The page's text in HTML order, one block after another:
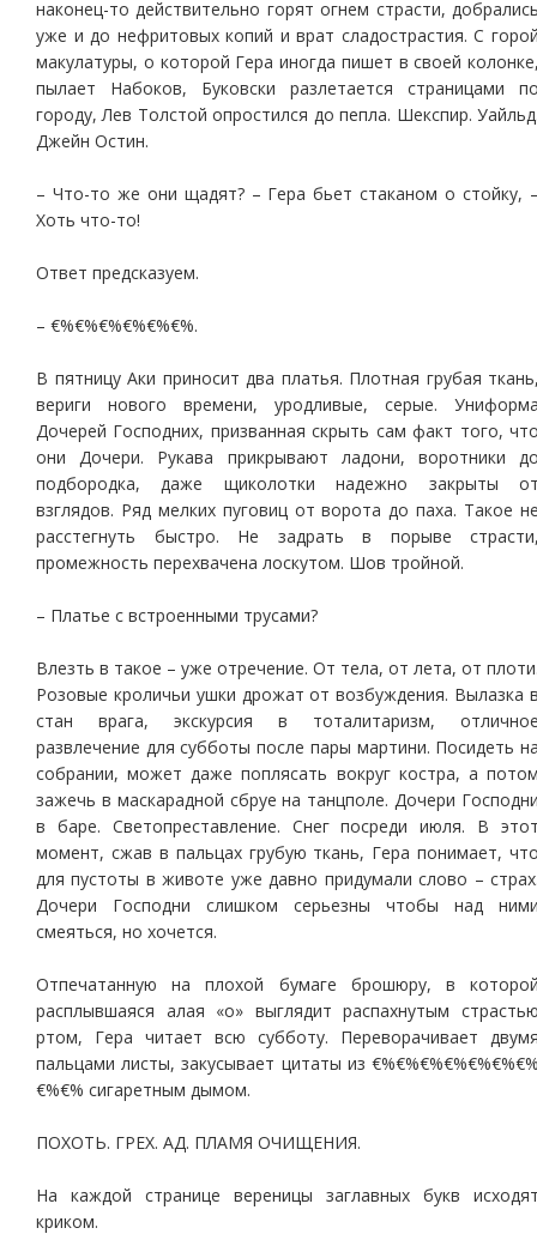
наконец-то действительно горят огнем страсти,
уже и до нефритовых копий и врат сладострастия. С
макулатуры, о которой Гера иногда пишет в своей
пылает Набоков, Буковски разлетается страницами
городу, Лев Толстой опростился до пепла. Шекспир.
Джейн Остин.
– Что-то же они щадят? – Гера бьет стаканом о стойку,
Хоть что-то!
Ответ предсказуем.
– €%€%€%€%€%€%.
В пятницу Аки приносит два платья. Плотная грубая
вериги нового времени, уродливые, серые.
Дочерей Господних, призванная скрыть сам факт того,
они Дочери. Рукава прикрывают ладони, воротники
подбородка, даже щиколотки надежно закрыты
взглядов. Ряд мелких пуговиц от ворота до паха. Такое
расстегнуть быстро. Не задрать в порыве
промежность перехвачена лоскутом. Шов тройной.
– Платье с встроенными трусами?
Влезть в такое – уже отречение. От тела, от лета, от
Розовые кроличьи ушки дрожат от возбуждения. Вылазка
стан врага, экскурсия в тоталитаризм,
развлечение для субботы после пары мартини. Посидеть
собрании, может даже поплясать вокруг костра, а
зажечь в маскарадной сбруе на танцполе. Дочери
в баре. Светопреставление. Снег посреди июля. В
момент, сжав в пальцах грубую ткань, Гера понимает,
для пустоты в животе уже давно придумали слово –
Дочери Господни слишком серьезны чтобы над
смеяться, но хочется.
Отпечатанную на плохой бумаге брошюру, в
расплывшаяся алая «о» выглядит распахнутым
ртом, Гера читает всю субботу. Переворачивает
пальцами листы, закусывает цитаты из
€%€% сигаретным дымом.
ПОХОТЬ. ГРЕХ. АД. ПЛАМЯ ОЧИЩЕНИЯ.
На каждой странице вереницы заглавных букв
криком.